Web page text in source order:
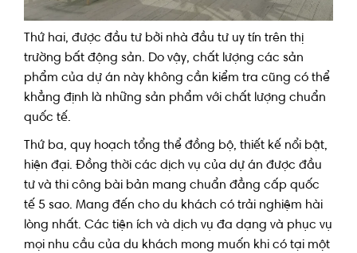
Thứ hai, được đầu tư bởi nhà đầu tư uy tín trên thị
trường bất động sản. Do vậy, chất lượng các sản
phẩm của dự án này không cần kiểm tra cũng có thể
khẳng định là những sản phẩm với chất lượng chuẩn
quốc tế.
Thứ ba, quy hoạch tổng thể đồng bộ, thiết kế nổi bật,
hiện đại. Đồng thời các dịch vụ của dự án được đầu
tư và thi công bài bản mang chuẩn đẳng cấp quốc
tế 5 sao. Mang đến cho du khách có trải nghiệm hài
lòng nhất. Các tiện ích và dịch vụ đa dạng và phục vụ
mọi nhu cầu của du khách mong muốn khi có tại một